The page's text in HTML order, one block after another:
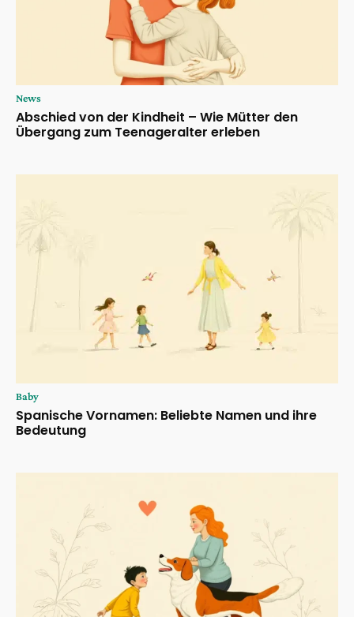
News
Abschied von der Kindheit – Wie Mütter den
Übergang zum Teenageralter erleben
Baby
Spanische Vornamen: Beliebte Namen und ihre
Bedeutung